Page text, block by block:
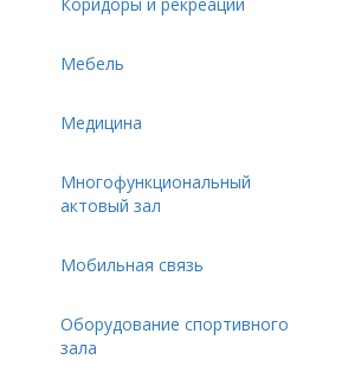
Мебель
Медицина
Многофункциональный
актовый зал
Мобильная связь
Оборудование спортивного
зала